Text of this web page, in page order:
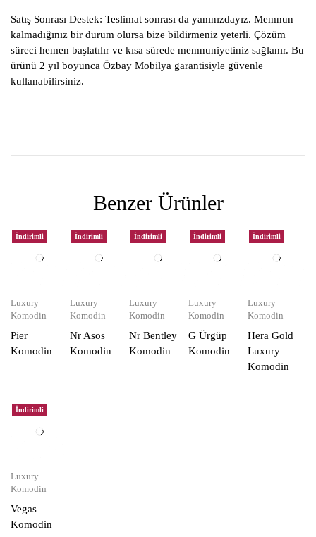
Satış Sonrası Destek: Teslimat sonrası da yanınızdayız. Memnun
kalmadığınız bir durum olursa bize bildirmeniz yeterli. Çözüm
süreci hemen başlatılır ve kısa sürede memnuniyetiniz sağlanır. Bu
ürünü 2 yıl boyunca Özbay Mobilya garantisiyle güvenle
kullanabilirsiniz.
Benzer Ürünler
İndirimli
Luxury
Komodin
Pier
Komodin
İndirimli
Luxury
Komodin
Nr Asos
Komodin
İndirimli
Luxury
Komodin
Nr Bentley
Komodin
İndirimli
Luxury
Komodin
G Ürgüp
Komodin
İndirimli
Luxury
Komodin
Hera Gold
Luxury
Komodin
İndirimli
Luxury
Komodin
Vegas
Komodin